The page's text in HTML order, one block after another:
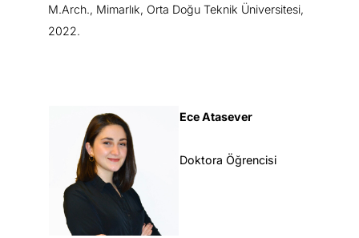
M.Arch., Mimarlık, Orta Doğu Teknik Üniversitesi,
2022.
Ece Atasever
Doktora Öğrencisi